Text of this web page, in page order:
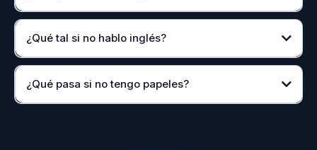
¿Qué tal si no hablo inglés?
¿Qué pasa si no tengo papeles?